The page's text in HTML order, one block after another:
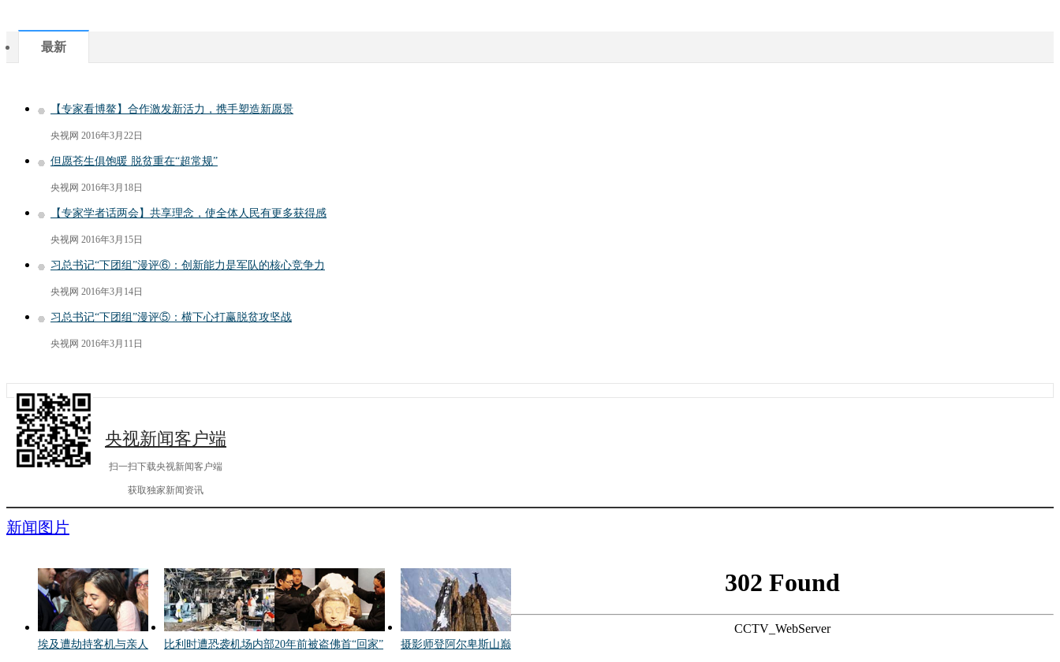
最新
【专家看博鳌】合作激发新活力，携手塑造新愿景
央视网 2016年3月22日
但愿苍生俱饱暖 脱贫重在“超常规”
央视网 2016年3月18日
【专家学者话两会】共享理念，使全体人民有更多获得感
央视网 2016年3月15日
习总书记“下团组”漫评⑥：创新能力是军队的核心竞争力
央视网 2016年3月14日
习总书记“下团组”漫评⑤：横下心打赢脱贫攻坚战
央视网 2016年3月11日
央视新闻客户端
扫一扫下载央视新闻客户端
获取独家新闻资讯
新闻图片
埃及遭劫持客机与亲人
比利时遭恐袭机场内部20年前被盗佛首“回家”
摄影师登阿尔卑斯山巅
302 Found
CCTV_WebServer